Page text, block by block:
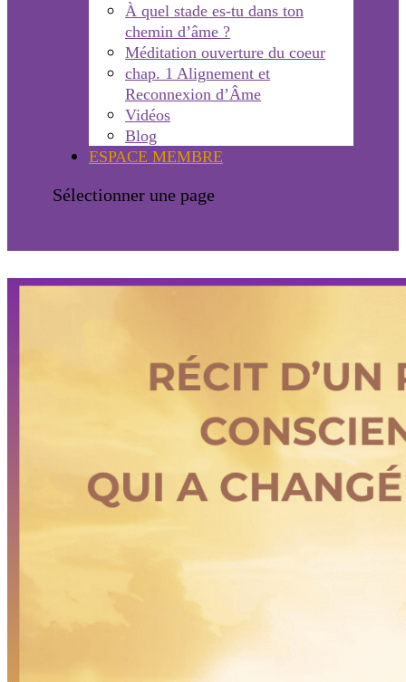
À quel stade es-tu dans ton
chemin d’âme ?
Méditation ouverture du coeur
chap. 1 Alignement et
Reconnexion d’Âme
Vidéos
Blog
ESPACE MEMBRE
Sélectionner une page